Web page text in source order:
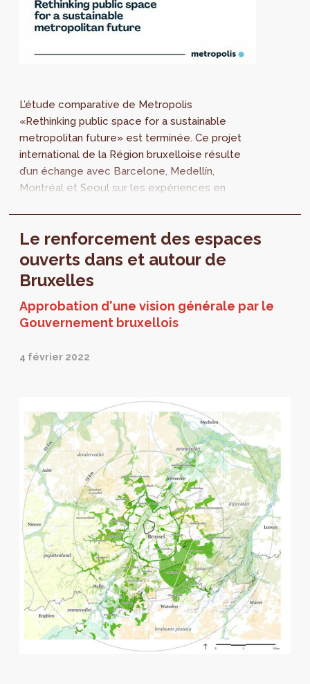
L’étude comparative de Metropolis
«Rethinking public space for a sustainable
metropolitan future» est terminée. Ce projet
international de la Région bruxelloise résulte
d’un échange avec Barcelone, Medellín,
Montréal et Seoul sur les expériences en
Le renforcement des espaces
ouverts dans et autour de
Bruxelles
Approbation d'une vision générale par le
Gouvernement bruxellois
4 février 2022